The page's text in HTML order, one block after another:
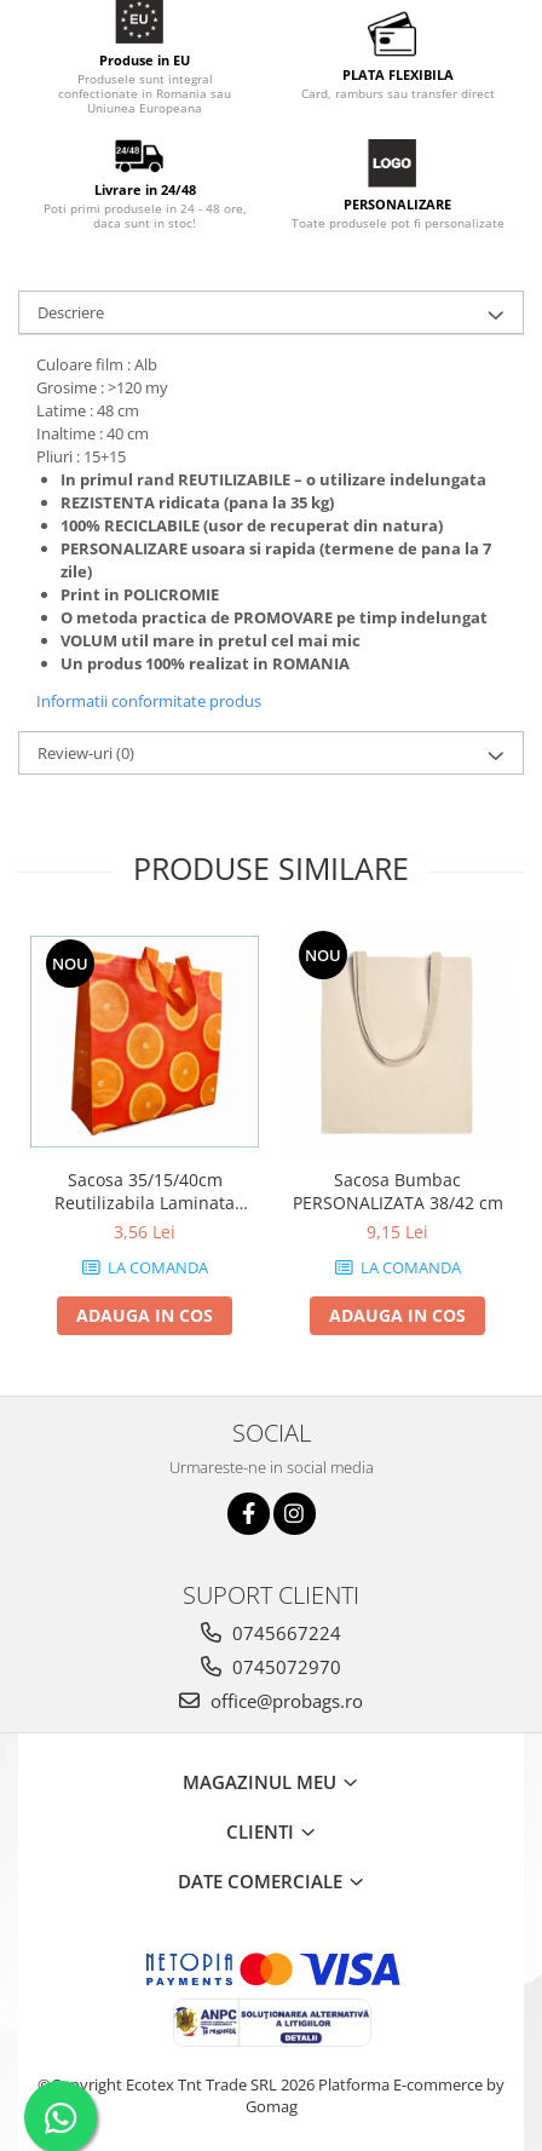
Produse in EU
Produsele sunt integral
confectionate in Romania sau
Uniunea Europeana
PLATA FLEXIBILA
Card, ramburs sau transfer direct
Livrare in 24/48
Poti primi produsele in 24 - 48 ore,
daca sunt in stoc!
PERSONALIZARE
Toate produsele pot fi personalizate
Descriere
Culoare film : Alb
Grosime : >120 my
Latime : 48 cm
Inaltime : 40 cm
Pliuri : 15+15
In primul rand REUTILIZABILE– o utilizare indelungata
REZISTENTA ridicata (pana la 35 kg)
100% RECICLABILE(usor de recuperat din natura)
PERSONALIZARE usoara si rapida (termene de pana la 7
zile)
Print in POLICROMIE
O metoda practica de PROMOVARE pe timp indelungat
VOLUM util mare in pretul cel mai mic
Un produs 100% realizat in ROMANIA
Informatii conformitate produs
Review-uri(0)
PRODUSE SIMILARE
NOU
Sacosa 35/15/40cm
Reutilizabila Laminata
CMYK
3,56 Lei
LA COMANDA
ADAUGA IN COS
NOU
Sacosa Bumbac
PERSONALIZATA 38/42 cm
9,15 Lei
LA COMANDA
ADAUGA IN COS
SOCIAL
Urmareste-ne in social media
SUPORT CLIENTI
0745667224
0745072970
office@probags.ro
MAGAZINUL MEU
CLIENTI
DATE COMERCIALE
©Copyright Ecotex Tnt Trade SRL 2026 Platforma E-commerce by
Gomag